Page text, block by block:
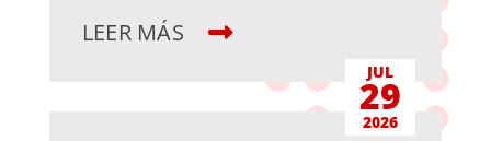
LEER MÁS
JUL
29
2026